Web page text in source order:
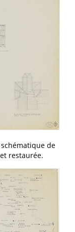
de
restaurée.